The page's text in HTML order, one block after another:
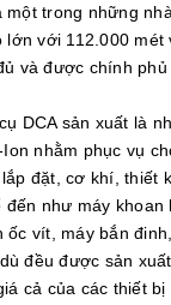
một trong những
lớn với 112.000 mét
và được chính phủ
DCA sản xuất là
nhằm phục vụ
đặt, cơ khí, thiết
đến như máy khoan
ốc vít, máy bắn
đều được sản
cả của các thiết